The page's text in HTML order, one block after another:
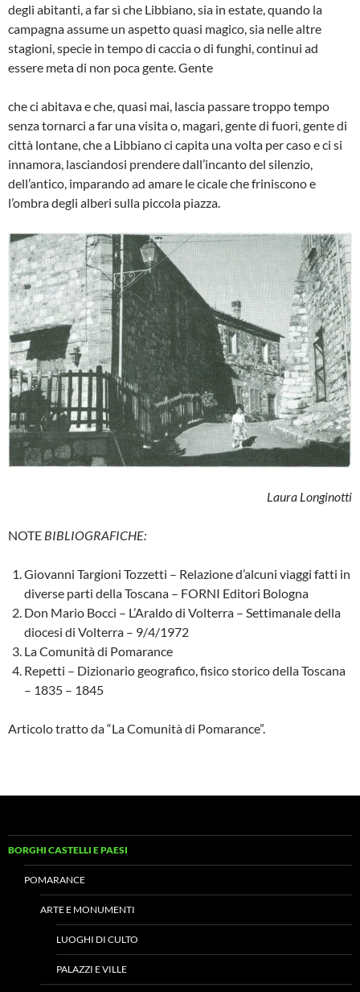
degli abitanti, a far sì che Libbiano, sia in estate, quando la
campagna assume un aspetto quasi ma­gico, sia nelle altre
stagioni, specie in tempo di caccia o di funghi, continui ad
essere meta di non poca gente. Gente
che ci abitava e che, quasi mai, lascia passare troppo tempo
senza tornarci a far una visita o, magari, gente di fuori, gen­te di
città lontane, che a Libbiano ci capi­ta una volta per caso e ci si
innamora, la­sciandosi prendere dall’incanto del silen­zio,
dell’antico, imparando ad amare le ci­cale che friniscono e
l’ombra degli alberi sulla piccola piazza.
Laura Longinotti
NOTE BIBLIOGRAFICHE:
Giovanni Targioni Tozzetti – Relazione d’alcuni viaggi fatti in
diverse parti della Toscana – FORNI Editori Bologna
Don Mario Bocci – L’Araldo di Volterra – Settima­nale della
diocesi di Volterra – 9/4/1972
La Comunità di Pomarance
Repetti – Dizionario geografico, fisico storico della Toscana
– 1835 – 1845
Articolo tratto da “La Comunità di Pomarance”.
BORGHI CASTELLI E PAESI
POMARANCE
ARTE E MONUMENTI
LUOGHI DI CULTO
PALAZZI E VILLE